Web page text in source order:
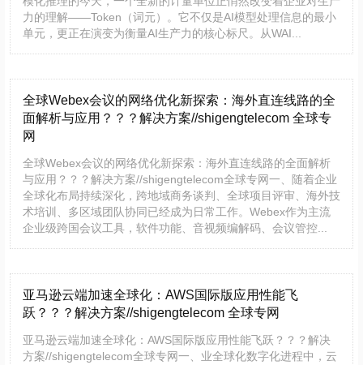
力的理解——Token（词元）。它不仅是AI模型处理信息的最小
单元，更正在演变为衡量AI生产力的核心标尺。从WAI...
全球Webex会议的网络优化新探索：海外直连线路的全
面解析与应用？？？解决方案//shigengtelecom 全球专
网
全球Webex会议的网络优化新探索：海外直连线路的全面解析
与应用？？？解决方案//shigengtelecom全球专网一、随着企业
全球化布局持续深化，跨地域商务谈判、全球项目评审、海外技
术培训、多区域团队协同已经成为日常工作。Webex作为主流
企业级跨国会议工具，软件功能、音视频编解码、会议管控...
亚马逊云端加速全球化：AWS国际版应用性能飞
跃？？？解决方案//shigengtelecom 全球专网
亚马逊云端加速全球化：AWS国际版应用性能飞跃？？？解决
方案//shigengtelecom全球专网一、业全球化数字化进程中，云